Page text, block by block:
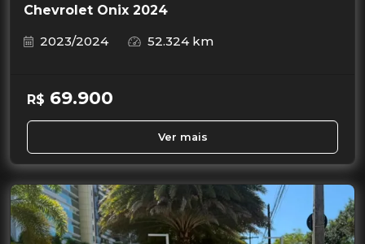
Chevrolet Onix 2024
2023/2024
52.324 km
R$ 69.900
Ver mais